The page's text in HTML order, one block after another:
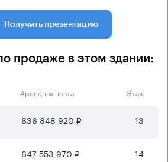
Получить презентацию
продаже в этом здании:
Арендная плата Этаж
636 848 920 ₽ 13
647 553 970 ₽ 14